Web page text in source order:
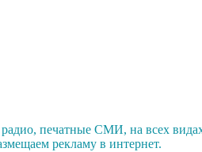
печатные СМИ, на всех
рекламу в интернет.